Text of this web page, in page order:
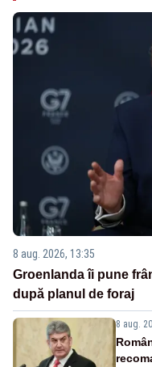
8 aug. 2026, 13:35
Groenlanda îi pune
după planul de foraj
8 aug.